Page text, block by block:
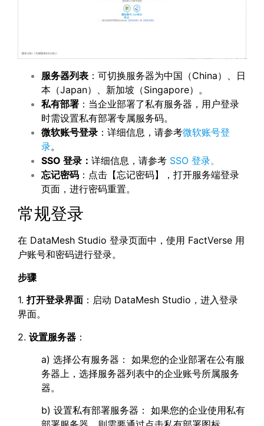
服务器列表 ：可切换服务器为中国（China）、日
本（Japan）、新加坡（Singapore）。
私有部署 ：当企业部署了私有服务器，用户登录
时需设置私有部署专属服务码。
微软账号登录 ：详细信息，请参考微软账号登
录。
SSO 登录： 详细信息，请参考 SSO 登录。
忘记密码 ：点击【忘记密码】，打开服务端登录
页面，进行密码重置。
常规登录
在 DataMesh Studio 登录页面中，使用 FactVerse 用
户账号和密码进行登录。
步骤
1.打开登录界面 ：启动 DataMesh Studio，进入登录
界面。
2. 设置服务器 ：
a) 选择公有服务器： 如果您的企业部署在公有服
务器上，选择服务器列表中的企业账号所属服务
器。
b) 设置私有部署服务器： 如果您的企业使用私有